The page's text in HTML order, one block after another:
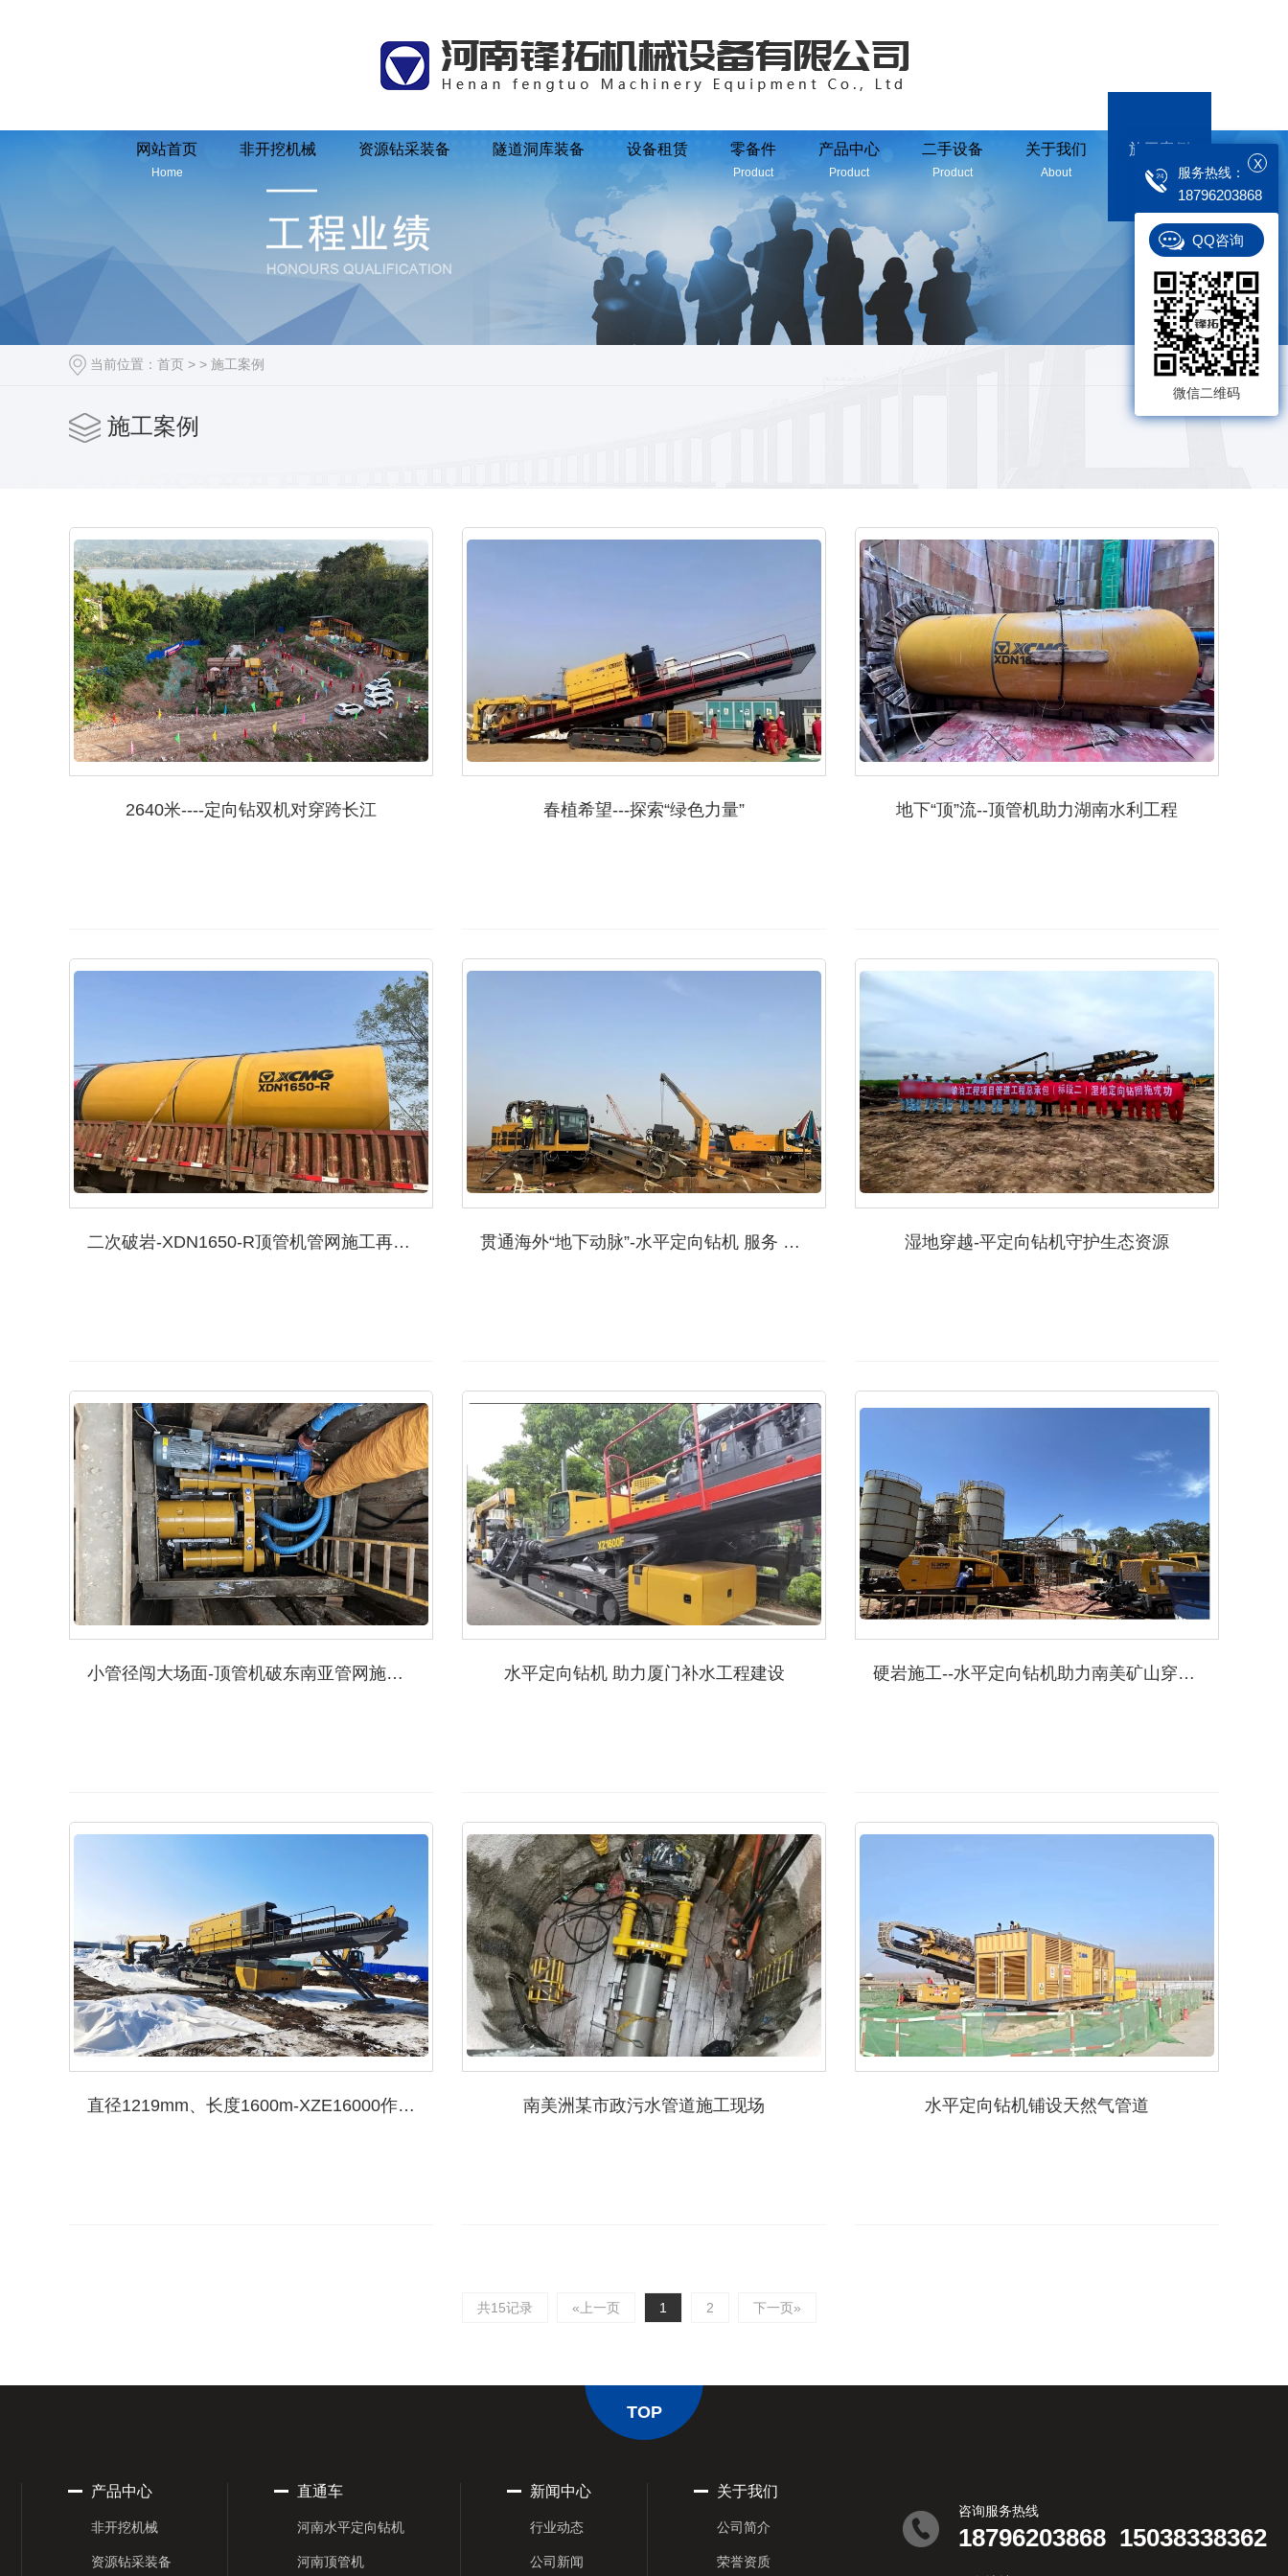
网站首页
Home
非开挖机械 资源钻采装备 隧道洞库装备 设备租赁 零备件
Product
产品中心
Product
二手设备
Product
关于我们
About
施工案例
Case
当前位置： 首页 > > 施工案例 返回
施工案例
2640米----定向钻双机对穿跨长江 春植希望---探索“绿色力量” 地下“顶”流--顶管机助力湖南水利工程
二次破岩-XDN1650-R顶管机管网施工再获好评 贯通海外“地下动脉”-水平定向钻机 服务 管线? 湿地穿越-平定向钻机守护生态资源
小管径闯大场面-顶管机破东南亚管网施工难题 水平定向钻机 助力厦门补水工程建设 硬岩施工--水平定向钻机助力南美矿山穿越难题
直径1219mm、长度1600m-XZE16000作业不停歇 南美洲某市政污水管道施工现场 水平定向钻机铺设天然气管道
共15记录 «上一页 1 2 下一页»
TOP
产品中心
非开挖机械
资源钻采装备
直通车
河南水平定向钻机
河南顶管机
新闻中心
行业动态
公司新闻
关于我们
公司简介
荣誉资质
咨询服务热线
18796203868 15038338362
X
服务热线：
18796203868
QQ咨询
微信二维码